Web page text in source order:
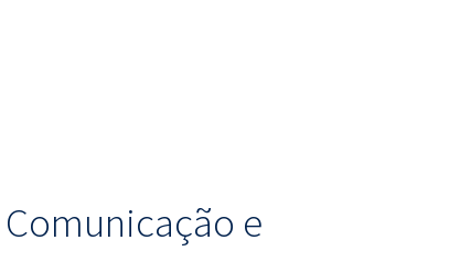
e